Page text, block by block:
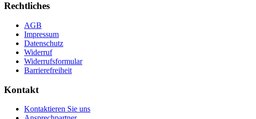
Rechtliches
AGB
Impressum
Datenschutz
Widerruf
Widerrufsformular
Barrierefreiheit
Kontakt
Kontaktieren Sie uns